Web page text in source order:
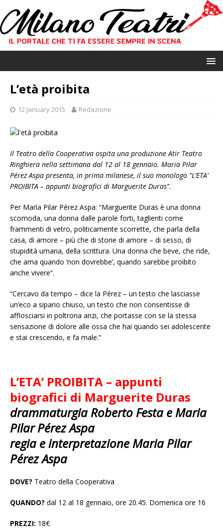
L’età proibita
12 January 2015 Redazione
Il Teatro della Cooperativa ospita una produzione Atir Teatro
Ringhiera nella settimana dal 12 al 18 gennaio. Maria Pilar
Pérez Aspa presenta, in prima milanese, il suo monologo “L’ETA’
PROIBITA – appunti biografici di Marguerite Duras”.
Per Marìa Pilar Pérez Aspa: “Marguerite Duras è una donna
scomoda, una donna dalle parole forti, taglienti come
frammenti di vetro, politicamente scorrette, che parla della
casa, di amore – più che di storie di amore – di sesso, di
stupidità umana, della scrittura. Una donna che beve, che ride,
che ama quando ‘non dovrebbe’, quando sarebbe proibito
anche vivere”.
“Cercavo da tempo – dice la Pérez – un testo che lasciasse
un’eco a sipario chiuso, un testo che non consentisse di
afflosciarsi in poltrona anzi, che portasse con se la stessa
sensazione di dolore alle ossa che hai quando sei adolescente
e stai crescendo, e fa male.”
L’ETA’ PROIBITA – appunti
biografici di Marguerite Duras
drammaturgiaRoberto FestaeMaria
Pilar Pérez Aspa
regia e interpretazioneMaria Pilar
Pérez Aspa
DOVE? Teatro della Cooperativa
QUANDO? dal 12 al 18 gennaio, ore 20.45. Domenica ore 16
PREZZI: 18€